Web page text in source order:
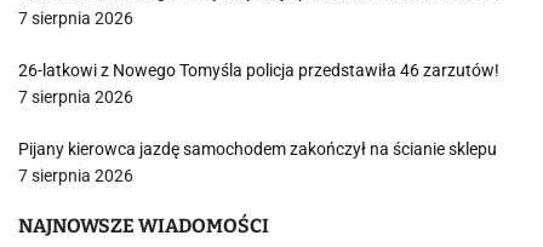
7 sierpnia 2026
26-latkowi z Nowego Tomyśla policja przedstawiła 46 zarzutów!
7 sierpnia 2026
Pijany kierowca jazdę samochodem zakończył na ścianie sklepu
7 sierpnia 2026
NAJNOWSZE WIADOMOŚCI